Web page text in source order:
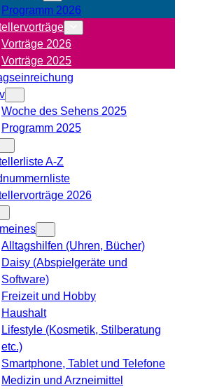
Programm 2026
Vorträge 2026
Vorträge 2025
Woche des Sehens 2025
Programm 2025
A-Z
2026
Alltagshilfen (Uhren, Bücher)
Daisy (Abspielgeräte und
Software)
Freizeit und Hobby
Haushalt
Lifestyle (Kosmetik, Stilberatung
etc.)
Smartphone, Tablet und Telefone
Medizin und Arzneimittel